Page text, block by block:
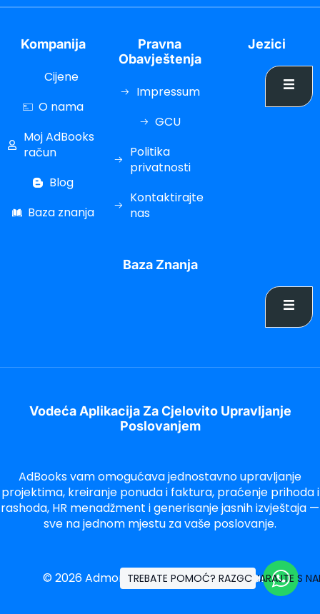
Kompanija
Cijene
O nama
Moj AdBooks
račun
Blog
Baza znanja
Pravna
Obavještenja
Impressum
GCU
Politika
privatnosti
Kontaktirajte
nas
Jezici
Baza Znanja
Vodeća Aplikacija Za Cjelovito Upravljanje
Poslovanjem
AdBooks vam omogućava jednostavno upravljanje
projektima, kreiranje ponuda i faktura, praćenje prihoda i
rashoda, HR menadžment i generisanje jasnih izvještaja —
sve na jednom mjestu za vaše poslovanje.
©2026Admonet LLC. Sva prava zadržana.
TREBATE POMOĆ? RAZGOVARAJTE S